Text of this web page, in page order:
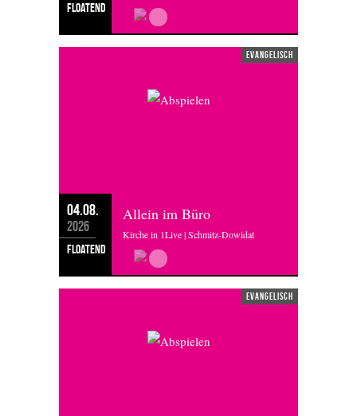
floatend
evangelisch
04.08.
2026
floatend
Allein im Büro
Kirche in 1Live | Schmitz-Dowidat
evangelisch